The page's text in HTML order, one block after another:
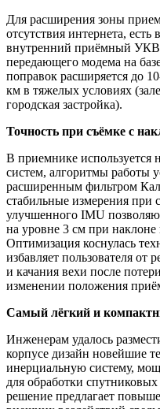
Для расширения зоны
отсутствия интернета, есть
внутренний приёмный
передающего модема на
поправок расширяется до
км в тяжелых условиях
городская застройка).
Точность при съёмке с
В приемнике используется
систем, алгоритмы работы
расширенным фильтром
стабильные измерения при
улучшенного IMU
на уровне 3 см при наклоне
Оптимизация коснулась
избавляет пользователя от
и качания вехи после
изменении положения
Самый лёгкий и
Инженерам удалось
корпусе дизайн новейшие
инерциальную систему,
для обработки
решение предлагает